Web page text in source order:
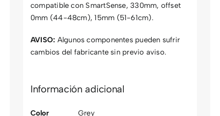
compatible con SmartSense, 330mm, offset
0mm (44-48cm), 15mm (51-61cm).
AVISO: Algunos componentes pueden sufrir
cambios del fabricante sin previo aviso.
Información adicional
Color Grey